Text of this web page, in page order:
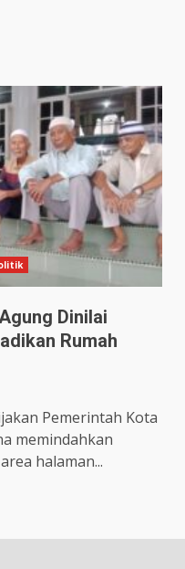
Dinilai
Rumah
Pemerintah Kota
memindahkan
halaman...